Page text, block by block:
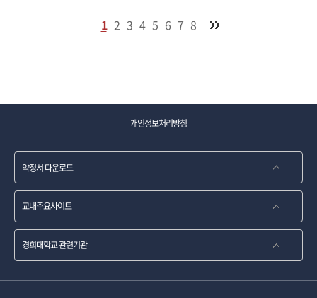
1 2 3 4 5 6 7 8
개인정보처리방침
약정서 다운로드